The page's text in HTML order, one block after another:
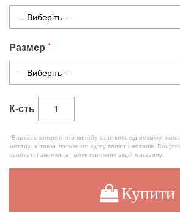
Размер
К-сть
*Вартість конкретного виробу залежить від розміру,
металу, а також поточного курсу валют і металів.
особистої знижки, а також поточних акцій магазину.
Купити